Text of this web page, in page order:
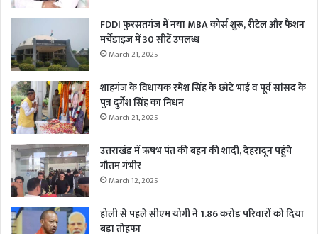
FDDI फुरसतगंज में नया MBA कोर्स शुरू, रीटेल और फैशन
मर्चेंडाइज में 30 सीटें उपलब्ध
March 21, 2025
शाहगंज के विधायक रमेश सिंह के छोटे भाई व पूर्व सांसद के
पुत्र दुर्गेश सिंह का निधन
March 21, 2025
उत्तराखंड में ऋषभ पंत की बहन की शादी, देहरादून पहुंचे
गौतम गंभीर
March 12, 2025
होली से पहले सीएम योगी ने 1.86 करोड़ परिवारों को दिया
बड़ा तोहफा